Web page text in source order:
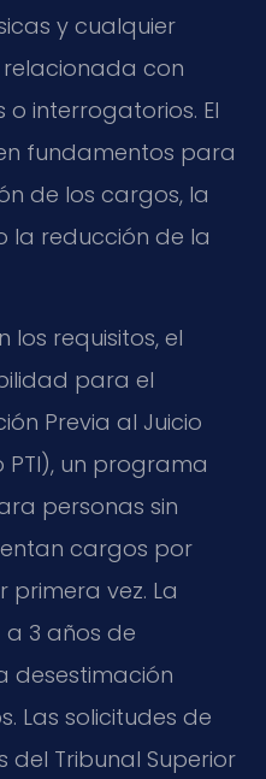
y cualquier
con
o interrogatorios. El
fundamentos para
de los cargos, la
la reducción de la
los requisitos, el
para el
Previa al Juicio
PTI), un programa
personas sin
cargos por
vez. La
a 3 años de
desestimación
Las solicitudes de
del Tribunal Superior